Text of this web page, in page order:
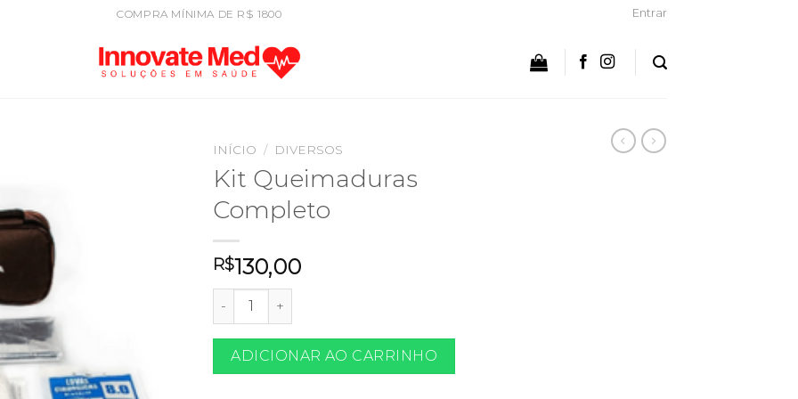
COMPRA MÍNIMA DE R$ 1800 Entrar
INÍCIO / DIVERSOS
Kit Queimaduras
Completo
R$130,00
Kit Queimaduras Completo quantidade
ADICIONAR AO CARRINHO